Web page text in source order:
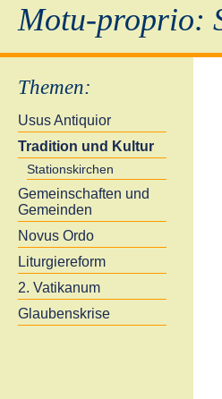
Motu-proprio:
Themen:
Usus Antiquior
Tradition und Kultur
Stationskirchen
Gemeinschaften und
Gemeinden
Novus Ordo
Liturgiereform
2. Vatikanum
Glaubenskrise